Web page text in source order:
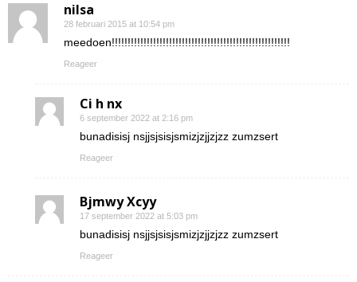
nilsa
28 februari 2015 at 10:54 pm
meedoen!!!!!!!!!!!!!!!!!!!!!!!!!!!!!!!!!!!!!!!!!!!!!!!!!!!!!!!!
Reageer
Ci h nx
6 september 2022 at 2:16 pm
bunadisisj nsjjsjsisjsmizjzjjzjzz zumzsert
Reageer
Bjmwy Xcyy
17 september 2022 at 5:03 pm
bunadisisj nsjjsjsisjsmizjzjjzjzz zumzsert
Reageer